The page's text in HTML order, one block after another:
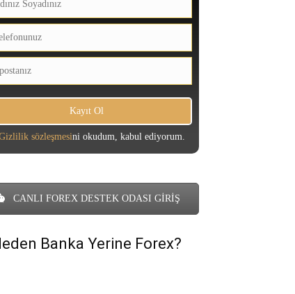
sözleşmesini okudum, kabul ediyorum.
CANLI FOREX DESTEK ODASI GİRİŞ
Banka Yerine Forex?